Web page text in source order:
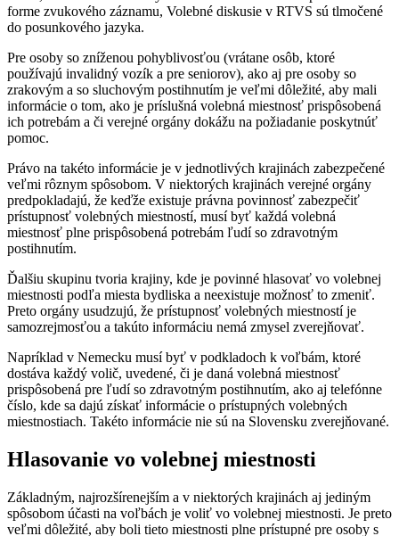
forme zvukového záznamu, Volebné diskusie v RTVS sú tlmočené
do posunkového jazyka.
Pre osoby so zníženou pohyblivosťou (vrátane osôb, ktoré
používajú invalidný vozík a pre seniorov), ako aj pre osoby so
zrakovým a so sluchovým postihnutím je veľmi dôležité, aby mali
informácie o tom, ako je príslušná volebná miestnosť prispôsobená
ich potrebám a či verejné orgány dokážu na požiadanie poskytnúť
pomoc.
Právo na takéto informácie je v jednotlivých krajinách zabezpečené
veľmi rôznym spôsobom. V niektorých krajinách verejné orgány
predpokladajú, že keďže existuje právna povinnosť zabezpečiť
prístupnosť volebných miestností, musí byť každá volebná
miestnosť plne prispôsobená potrebám ľudí so zdravotným
postihnutím.
Ďalšiu skupinu tvoria krajiny, kde je povinné hlasovať vo volebnej
miestnosti podľa miesta bydliska a neexistuje možnosť to zmeniť.
Preto orgány usudzujú, že prístupnosť volebných miestností je
samozrejmosťou a takúto informáciu nemá zmysel zverejňovať.
Napríklad v Nemecku musí byť v podkladoch k voľbám, ktoré
dostáva každý volič, uvedené, či je daná volebná miestnosť
prispôsobená pre ľudí so zdravotným postihnutím, ako aj telefónne
číslo, kde sa dajú získať informácie o prístupných volebných
miestnostiach. Takéto informácie nie sú na Slovensku zverejňované.
Hlasovanie vo volebnej miestnosti
Základným, najrozšírenejším a v niektorých krajinách aj jediným
spôsobom účasti na voľbách je voliť vo volebnej miestnosti. Je preto
veľmi dôležité, aby boli tieto miestnosti plne prístupné pre osoby s